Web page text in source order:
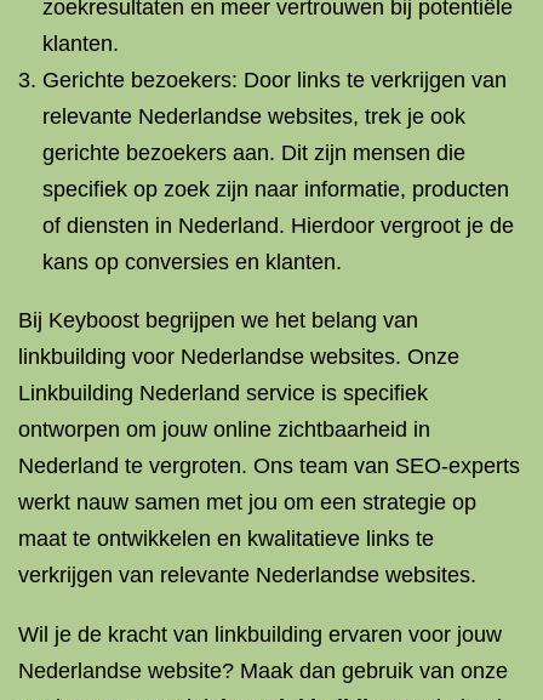
zoekresultaten en meer vertrouwen bij potentiële
klanten.
Gerichte bezoekers: Door links te verkrijgen van
relevante Nederlandse websites, trek je ook
gerichte bezoekers aan. Dit zijn mensen die
specifiek op zoek zijn naar informatie, producten
of diensten in Nederland. Hierdoor vergroot je de
kans op conversies en klanten.
Bij Keyboost begrijpen we het belang van
linkbuilding voor Nederlandse websites. Onze
Linkbuilding Nederland service is specifiek
ontworpen om jouw online zichtbaarheid in
Nederland te vergroten. Ons team van SEO-experts
werkt nauw samen met jou om een strategie op
maat te ontwikkelen en kwalitatieve links te
verkrijgen van relevante Nederlandse websites.
Wil je de kracht van linkbuilding ervaren voor jouw
Nederlandse website? Maak dan gebruik van onze